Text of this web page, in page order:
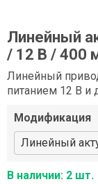
Линейный
/ 12 В / 400
Линейный
питанием 12 В и
Модификация
Линейный
В наличии: 2 шт.